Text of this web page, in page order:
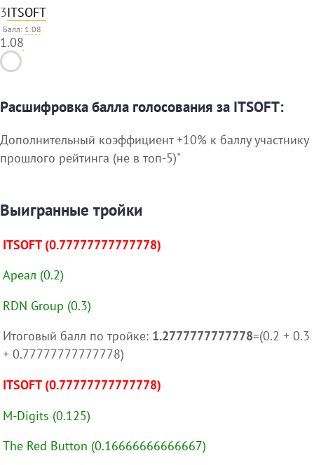
3ITSOFT
Балл: 1.08
1.08
Расшифровка балла голосования за ITSOFT:
Дополнительный коэффициент +10% к баллу участнику
прошлого рейтинга (не в топ-5)"
Выигранные тройки
ITSOFT (0.77777777777778)
Ареал (0.2)
RDN Group (0.3)
Итоговый балл по тройке: 1.2777777777778=(0.2 + 0.3
+ 0.77777777777778)
ITSOFT (0.77777777777778)
M-Digits (0.125)
The Red Button (0.16666666666667)